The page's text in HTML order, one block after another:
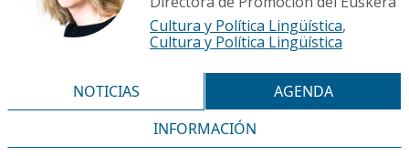
Cultura y Política Lingüística,
Cultura y Política Lingüística
NOTICIAS
AGENDA
INFORMACIÓN